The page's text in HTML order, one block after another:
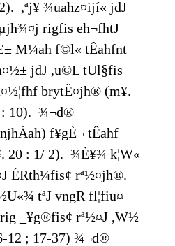
,ªj¥ ¾uahz¤ijí« jdJ
rigfis eh¬fhtJ
M¼ah f©l« tÊahfnt
jdJ ,u©L tUl§fis
brytË¤jh® (m¥.
: 10). ¾¬d®
f¥gÈ¬ tÊahf
20 : 1/ 2). ¾È¥¾ k¦W«
ÉRth¼fis¢ rª½¤jh®.
tªJ vngR fl¦fiu¤
_¥g®fis¢ rª½¤J ,W½
12 ; 17-37) ¾¬d®